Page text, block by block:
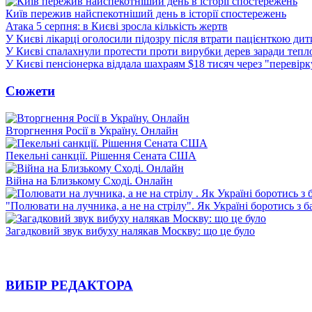
Київ пережив найспекотніший день в історії спостережень
Атака 5 серпня: в Києві зросла кількість жертв
У Києві лікарці оголосили підозру після втрати пацієнткою
У Києві спалахнули протести проти вирубки дерев заради
У Києві пенсіонерка віддала шахраям $18 тисяч через
Сюжети
Вторгнення Росії в Україну. Онлайн
Пекельні санкції. Рішення Сената США
Війна на Близькому Сході. Онлайн
"Полювати на лучника, а не на стрілу". Як Україні боротись з
Загадковий звук вибуху налякав Москву: що це було
ВИБІР РЕДАКТОРА